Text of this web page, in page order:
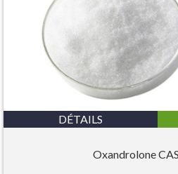
DÉTAILS
Oxandrolone